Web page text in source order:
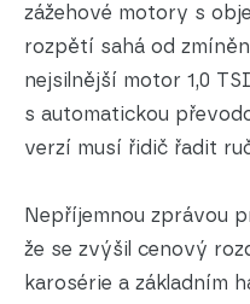
zážehové motory s
rozpětí sahá od
nejsilnější motor 1,0
s automatickou
verzí musí řidič řadit
Nepříjemnou zprávou
že se zvýšil cenový
karosérie a základním